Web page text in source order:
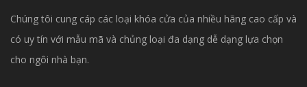
Chúng tôi cung cáp các loại khóa cửa của nhiều hãng cao cấp và
có uy tín với mẫu mã và chủng loại đa dạng dễ dạng lựa chọn
cho ngôi nhà bạn.